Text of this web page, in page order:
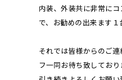
内装、外装共に非常に
で、お勧めの出来ます１
それでは皆様からのご
フ一同お待ち致しており